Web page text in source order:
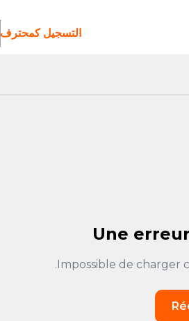
التسجيل كمحترف
Une
Impossible de charger